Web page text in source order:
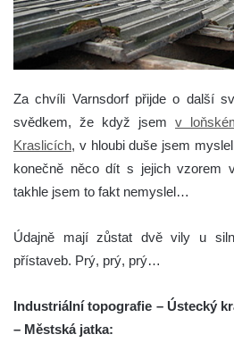
Za chvíli Varnsdorf přijde o další
svědkem, že když jsem v
Kraslicích, v hloubi duše jsem
konečně něco dít s jejich vzorem
takhle jsem to fakt nemyslel…
Údajně mají zůstat dvě vily u
přístaveb. Prý, prý, prý…
Industriální topografie – Ústecký
– Městská jatka: